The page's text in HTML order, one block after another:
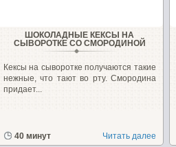
ШОКОЛАДНЫЕ КЕКСЫ НА
СЫВОРОТКЕ СО СМОРОДИНОЙ
Кексы на сыворотке получаются такие
нежные, что тают во рту. Смородина
придает...
40 минут Читать далее